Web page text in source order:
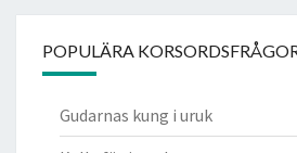
POPULÄRA
Gudarnas kung i uruk